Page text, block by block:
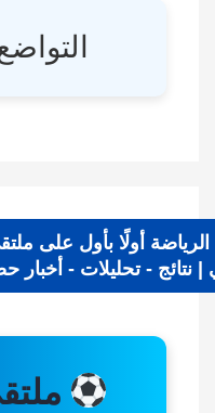
الرياضة أولًا بأول على
| نتائج - تحليلات -